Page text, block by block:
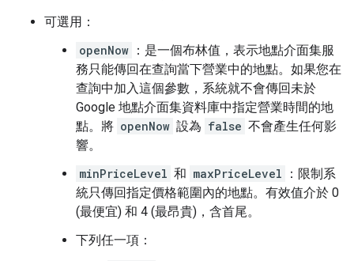
可選用：
openNow ：是一個布林值，表示地點介面集服
務只能傳回在查詢當下營業中的地點。如果您在
查詢中加入這個參數，系統就不會傳回未於
Google 地點介面集資料庫中指定營業時間的地
點。將 openNow 設為 false 不會產生任何影
響。
minPriceLevel 和 maxPriceLevel
：限制系
統只傳回指定價格範圍內的地點。有效值介於 0
(最便宜) 和 4 (最昂貴)，含首尾。
下列任一項：